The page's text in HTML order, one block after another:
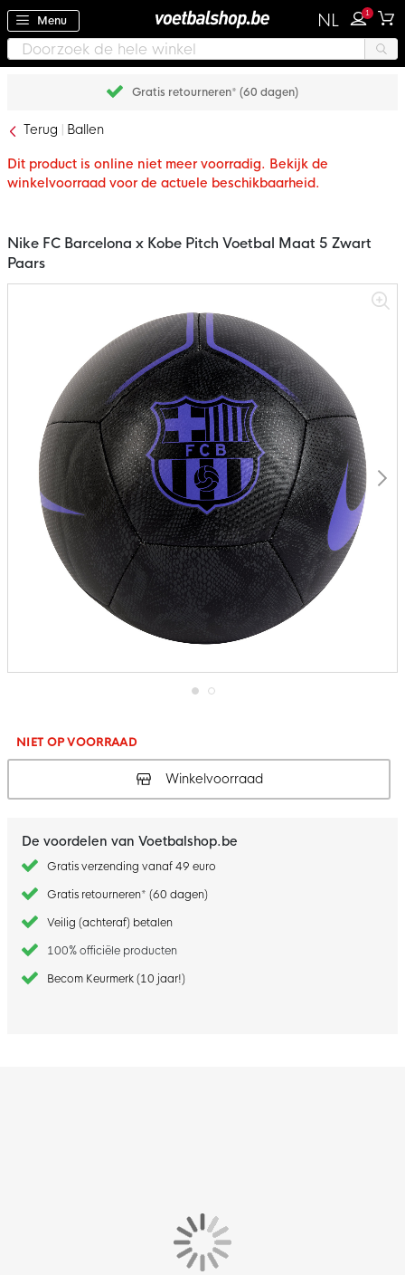
Menu NL 1
Gratis retourneren* (60 dagen)
Terug Ballen
Dit product is online niet meer voorradig. Bekijk de
winkelvoorraad voor de actuele beschikbaarheid.
het
Nike FC Barcelona x Kobe Pitch Voetbal Maat 5 Zwart
Paars
NIET OP VOORRAAD
Winkelvoorraad
De voordelen van Voetbalshop.be
Gratis verzending vanaf 49 euro
Gratis retourneren* (60 dagen)
Veilig (achteraf) betalen
100% officiële producten
Becom Keurmerk (10 jaar!)